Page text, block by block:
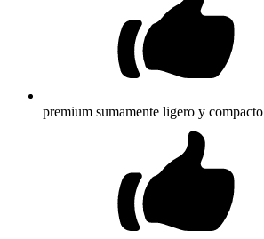
premium sumamente ligero y compacto